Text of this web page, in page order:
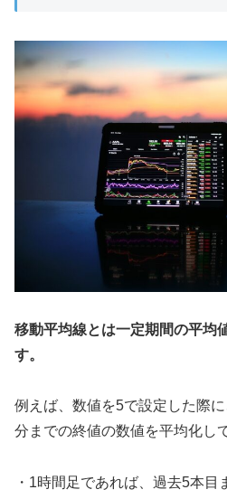
移動平均線とは一定期間の平均
す。
例えば、数値を5で設定した際
分までの終値の数値を平均化し
・1時間足であれば、過去5本